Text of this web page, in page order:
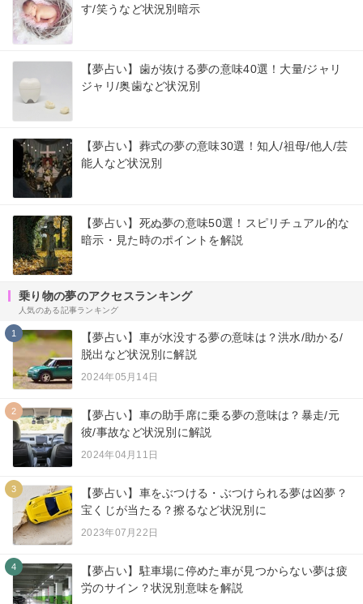
す/笑うなど状況別暗示
【夢占い】歯が抜ける夢の意味40選！大量/ジャリ
ジャリ/奥歯など状況別
【夢占い】葬式の夢の意味30選！知人/祖母/他人/芸
能人など状況別
【夢占い】死ぬ夢の意味50選！スピリチュアル的な
暗示・見た時のポイントを解説
乗り物の夢のアクセスランキング
人気のある記事ランキング
1
【夢占い】車が水没する夢の意味は？洪水/助かる/
脱出など状況別に解説
2024年05月14日
2
【夢占い】車の助手席に乗る夢の意味は？暴走/元
彼/事故など状況別に解説
2024年04月11日
3
【夢占い】車をぶつける・ぶつけられる夢は凶夢？
宝くじが当たる？擦るなど状況別に
2023年07月22日
4
【夢占い】駐車場に停めた車が見つからない夢は疲
労のサイン？状況別意味を解説